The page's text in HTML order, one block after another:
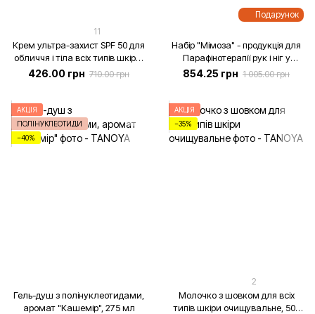
11
Крем ультра-захист SPF 50 для
обличчя і тіла всіх типів шкіри,
50 мл
426.00 грн 710.00 грн
Подарунок
Набір "Мімоза" - продукція для
Парафінотерапії рук і ніг у
вишуканій дорожній
косметичці
854.25 грн 1 005.00 грн
АКЦІЯ
ПОЛІНУКЛЕОТИДИ
−40%
Гель-душ з полінуклеотидами,
аромат "Кашемір", 275 мл
АКЦІЯ
−35%
2
Молочко з шовком для всіх
типів шкіри очищувальне, 500